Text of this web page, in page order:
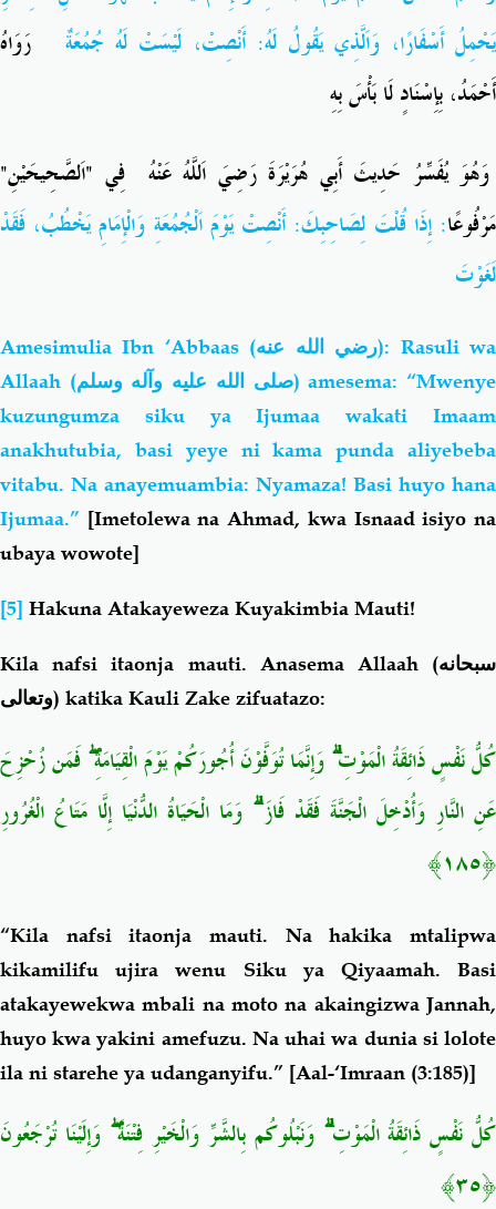
يَحْمِلُ أَسْفَارًا، وَاَلَّذِي يَقُولُ لَهُ: أَنْصِتْ، لَيْسَتْ لَهُ جُمُعَةٌ
رَوَاهُ
أَحْمَدُ، بِإِسْنَادٍ لَا بَأْسَ بِهِ
وَهُوَ يُفَسِّرُ حَدِيثَ أَبِي هُرَيْرَةَ رَضِيَ اَللَّهُ عَنْهُ فِي "اَلصَّحِيحَيْنِ"
مَرْفُوعًا: إِذَا قُلْتَ لِصَاحِبِكَ: أَنْصِتْ يَوْمَ اَلْجُمُعَةِ وَالْإِمَامِ يَخْطُبُ، فَقَدْ
لَغَوْتَ
Amesimulia Ibn ‘Abbaas (رضي الله عنه): Rasuli wa
Allaah (صلى الله عليه وآله وسلم) amesema: “Mwenye
kuzungumza siku ya Ijumaa wakati Imaam
anakhutubia, basi yeye ni kama punda aliyebeba
vitabu. Na anayemuambia: Nyamaza! Basi huyo hana
Ijumaa.” [Imetolewa na Ahmad, kwa Isnaad isiyo na
ubaya wowote]
[5] Hakuna Atakayeweza Kuyakimbia Mauti!
Kila nafsi itaonja mauti. Anasema Allaah (سبحانه
وتعالى) katika Kauli Zake zifuatazo:
كُلُّ نَفْسٍ ذَائِقَةُ الْمَوْتِ ۗ وَإِنَّمَا تُوَفَّوْنَ أُجُورَكُمْ يَوْمَ الْقِيَامَةِ ۖ فَمَن زُحْزِحَ
عَنِ النَّارِ وَأُدْخِلَ الْجَنَّةَ فَقَدْ فَازَ ۗ وَمَا الْحَيَاةُ الدُّنْيَا إِلَّا مَتَاعُ الْغُرُورِ
﴿١٨٥﴾
“Kila nafsi itaonja mauti. Na hakika mtalipwa
kikamilifu ujira wenu Siku ya Qiyaamah. Basi
atakayewekwa mbali na moto na akaingizwa Jannah,
huyo kwa yakini amefuzu. Na uhai wa dunia si lolote
ila ni starehe ya udanganyifu.” [Aal-‘Imraan (3:185)]
كُلُّ نَفْسٍ ذَائِقَةُ الْمَوْتِ ۗ وَنَبْلُوكُم بِالشَّرِّ وَالْخَيْرِ فِتْنَةً ۖ وَإِلَيْنَا تُرْجَعُونَ
﴿٣٥﴾